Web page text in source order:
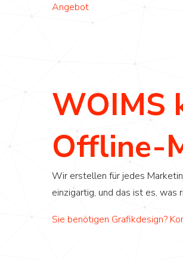
Angebot
WOIMS
Offline-
Wir erstellen für jedes
einzigartig, und das ist es,
Sie benötigen Grafikdesign?